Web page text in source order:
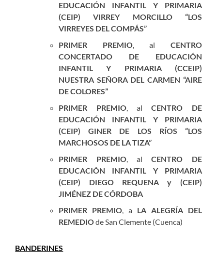
EDUCACIÓN INFANTIL Y PRIMARIA
(CEIP) VIRREY MORCILLO “LOS
VIRREYES DEL COMPÁS”
PRIMER PREMIO, al CENTRO
CONCERTADO DE EDUCACIÓN
INFANTIL Y PRIMARIA (CCEIP)
NUESTRA SEÑORA DEL CARMEN “AIRE
DE COLORES”
PRIMER PREMIO, alCENTRO DE
EDUCACIÓN INFANTIL Y PRIMARIA
(CEIP) GINER DE LOS RÍOS “LOS
MARCHOSOS DE LA TIZA”
PRIMER PREMIO, alCENTRO DE
EDUCACIÓN INFANTIL Y PRIMARIA
(CEIP) DIEGO REQUENA y (CEIP)
JIMÉNEZ DE CÓRDOBA
PRIMER PREMIO, a LA ALEGRÍA DEL
REMEDIOde San Clemente (Cuenca)
BANDERINES